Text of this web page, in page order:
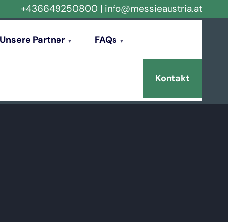
+436649250800 | info@messieaustria.at
Unsere Partner FAQs
Kontakt